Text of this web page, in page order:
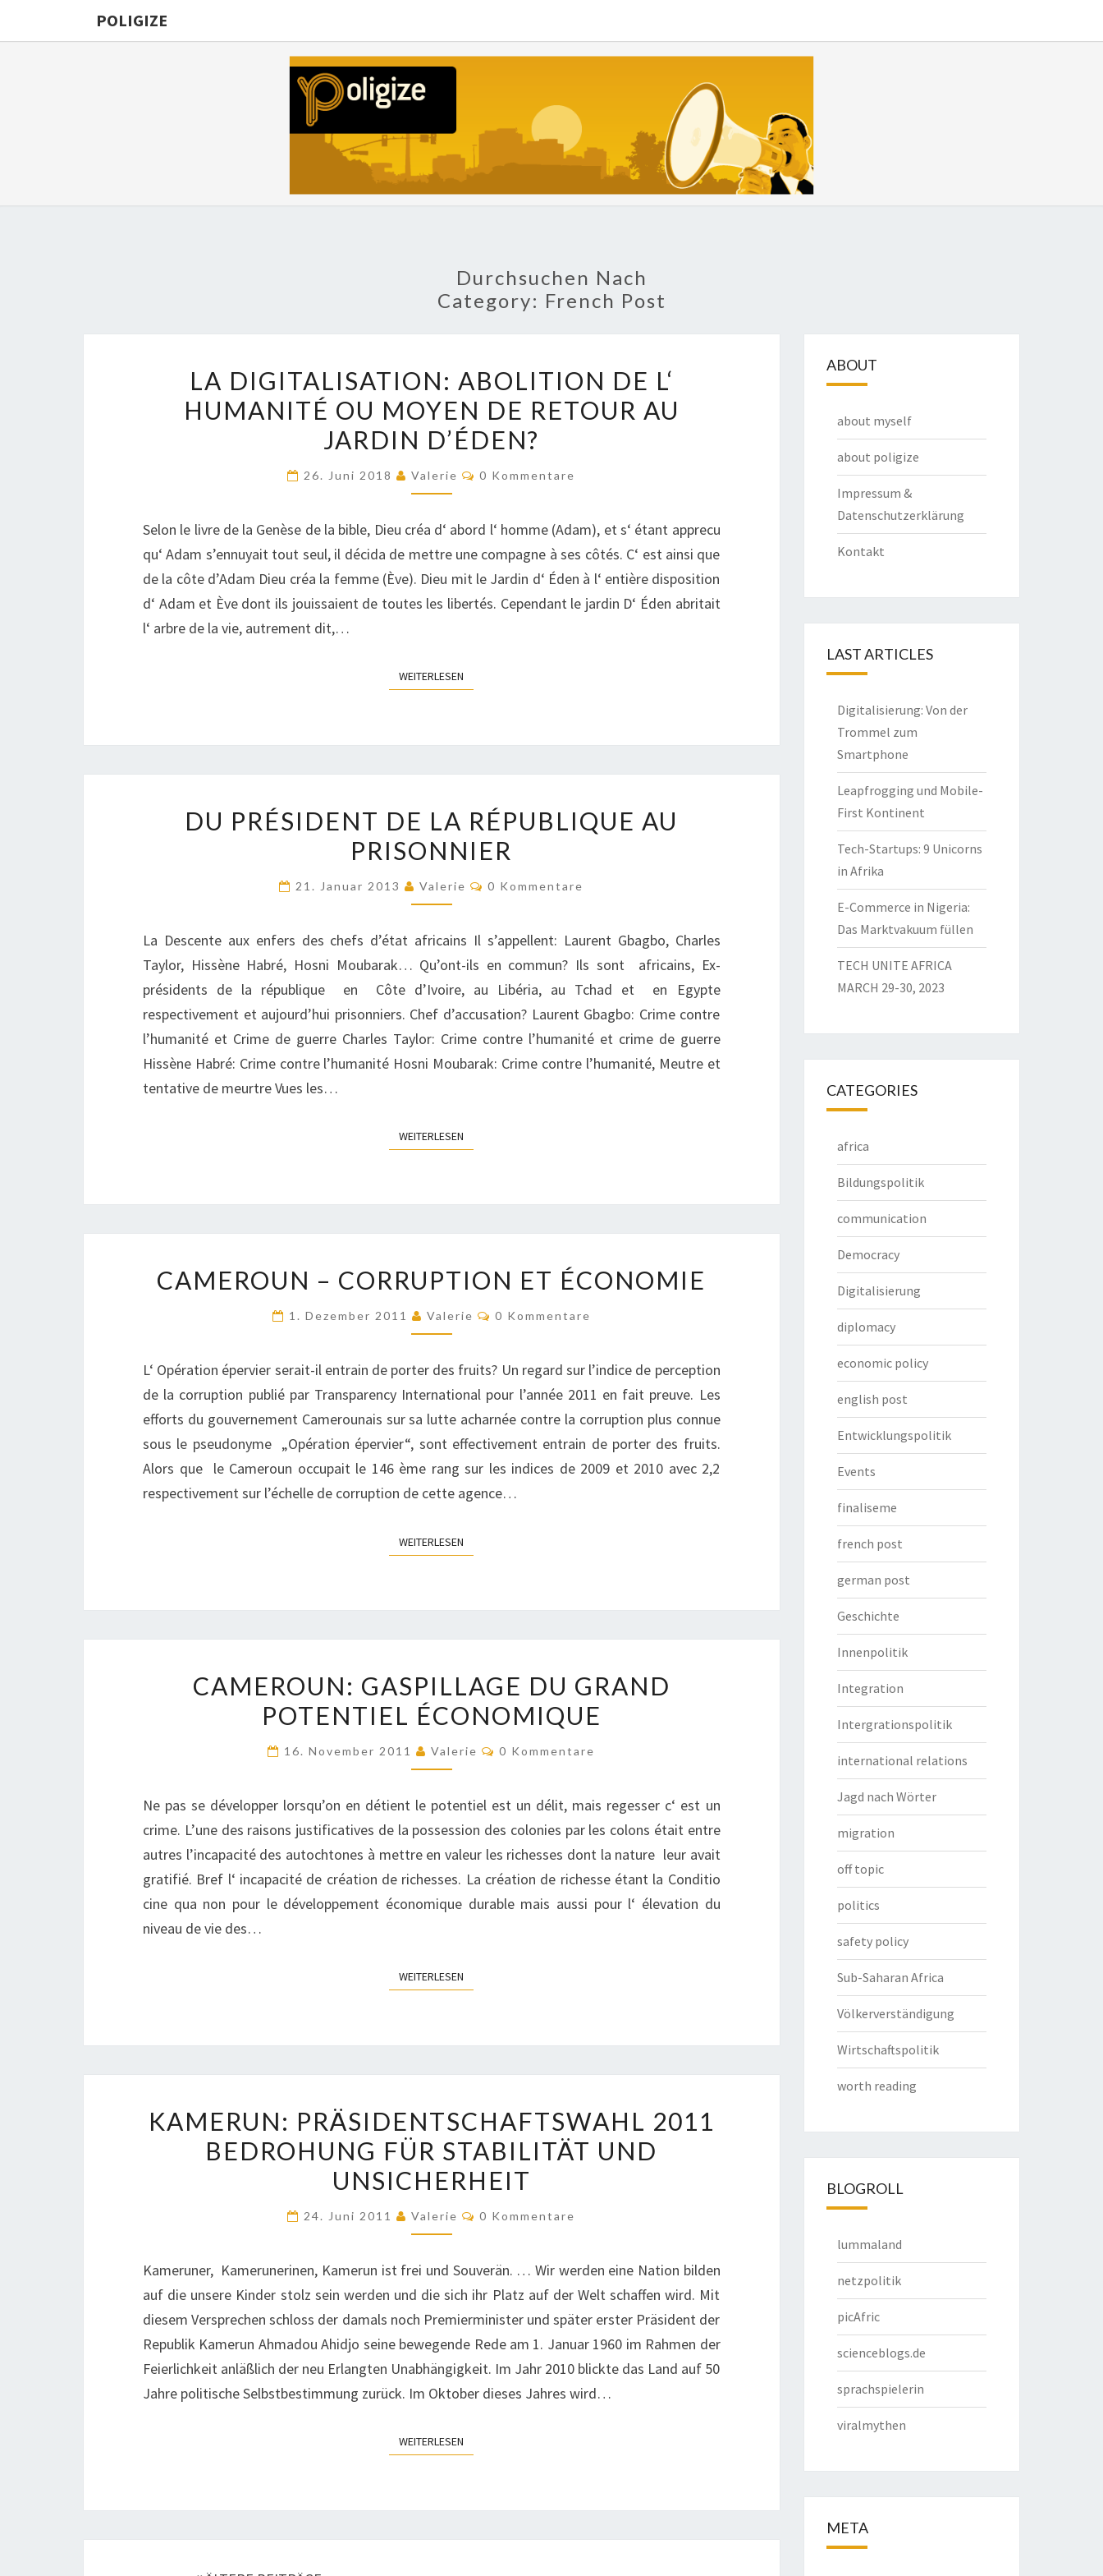
POLIGIZE
POLIGIZE
About
Economy,
Politics,
Diplomacy,
Durchsuchen Nach
Category: French Post
DIGITALISATION:
ABOLITION
DE
HUMANITÉ
MOYEN
DE
RETOUR
AU
LA DIGITALISATION: ABOLITION DE L‘
HUMANITÉ OU MOYEN DE RETOUR AU
JARDIN D’ÉDEN?
26. Juni 2018 Valerie Kommentare
0 Kommentare
Selon le livre de la Genèse de la bible, Dieu créa d‘ abord l‘ homme (Adam), et s‘ étant apprecu
qu‘ Adam s’ennuyait tout seul, il décida de mettre une compagne à ses côtés. C‘ est ainsi que
de la côte d’Adam Dieu créa la femme (Ève). Dieu mit le Jardin d‘ Éden à l‘ entière disposition
d‘ Adam et Ève dont ils jouissaient de toutes les libertés. Cependant le jardin D‘ Éden abritait
l‘ arbre de la vie, autrement dit,…
WEITERLESEN
PRÉSIDENT
DE
RÉPUBLIQUE
PRISONNIER
DU PRÉSIDENT DE LA RÉPUBLIQUE AU
PRISONNIER
21. Januar 2013 Valerie Kommentare
0 Kommentare
La Descente aux enfers des chefs d’état africains Il s’appellent: Laurent Gbagbo, Charles
Taylor, Hissène Habré, Hosni Moubarak… Qu’ont-ils en commun? Ils sont africains, Ex-
présidents de la république en Côte d’Ivoire, au Libéria, au Tchad et en Egypte
respectivement et aujourd’hui prisonniers. Chef d’accusation? Laurent Gbagbo: Crime contre
l’humanité et Crime de guerre Charles Taylor: Crime contre l’humanité et crime de guerre
Hissène Habré: Crime contre l’humanité Hosni Moubarak: Crime contre l’humanité, Meutre et
tentative de meurtre Vues les…
WEITERLESEN
–
CORRUPTION
ET
CAMEROUN – CORRUPTION ET ÉCONOMIE
1. Dezember 2011 Valerie Kommentare
0 Kommentare
L‘ Opération épervier serait-il entrain de porter des fruits? Un regard sur l’indice de perception
de la corruption publié par Transparency International pour l’année 2011 en fait preuve. Les
efforts du gouvernement Camerounais sur sa lutte acharnée contre la corruption plus connue
sous le pseudonyme „Opération épervier“, sont effectivement entrain de porter des fruits.
Alors que le Cameroun occupait le 146 ème rang sur les indices de 2009 et 2010 avec 2,2
respectivement sur l’échelle de corruption de cette agence…
WEITERLESEN
GASPILLAGE
DU
POTENTIEL
CAMEROUN: GASPILLAGE DU GRAND
POTENTIEL ÉCONOMIQUE
16. November 2011 Valerie Kommentare
0 Kommentare
Ne pas se développer lorsqu’on en détient le potentiel est un délit, mais regesser c‘ est un
crime. L’une des raisons justificatives de la possession des colonies par les colons était entre
autres l’incapacité des autochtones à mettre en valeur les richesses dont la nature leur avait
gratifié. Bref l‘ incapacité de création de richesses. La création de richesse étant la Conditio
cine qua non pour le développement économique durable mais aussi pour l‘ élevation du
niveau de vie des…
WEITERLESEN
PRÄSIDENTSCHAFTSWAHL
2011
BEDROHUNG
STABILITÄT
UNSICHERHEIT
KAMERUN: PRÄSIDENTSCHAFTSWAHL 2011
BEDROHUNG FÜR STABILITÄT UND
UNSICHERHEIT
24. Juni 2011 Valerie Kommentare
0 Kommentare
Kameruner, Kamerunerinen, Kamerun ist frei und Souverän. … Wir werden eine Nation bilden
auf die unsere Kinder stolz sein werden und die sich ihr Platz auf der Welt schaffen wird. Mit
diesem Versprechen schloss der damals noch Premierminister und später erster Präsident der
Republik Kamerun Ahmadou Ahidjo seine bewegende Rede am 1. Januar 1960 im Rahmen der
Feierlichkeit anläßlich der neu Erlangten Unabhängigkeit. Im Jahr 2010 blickte das Land auf 50
Jahre politische Selbstbestimmung zurück. Im Oktober dieses Jahres wird…
WEITERLESEN
ABOUT
about myself
about poligize
Impressum &
Datenschutzerklärung
Kontakt
LAST ARTICLES
Digitalisierung: Von der
Trommel zum
Smartphone
Leapfrogging und Mobile-
First Kontinent
Tech-Startups: 9 Unicorns
in Afrika
E-Commerce in Nigeria:
Das Marktvakuum füllen
TECH UNITE AFRICA
MARCH 29-30, 2023
CATEGORIES
africa
Bildungspolitik
communication
Democracy
Digitalisierung
diplomacy
economic policy
english post
Entwicklungspolitik
Events
finaliseme
french post
german post
Geschichte
Innenpolitik
Integration
Intergrationspolitik
international relations
Jagd nach Wörter
migration
off topic
politics
safety policy
Sub-Saharan Africa
Völkerverständigung
Wirtschaftspolitik
worth reading
BLOGROLL
lummaland
netzpolitik
picAfric
scienceblogs.de
sprachspielerin
viralmythen
META